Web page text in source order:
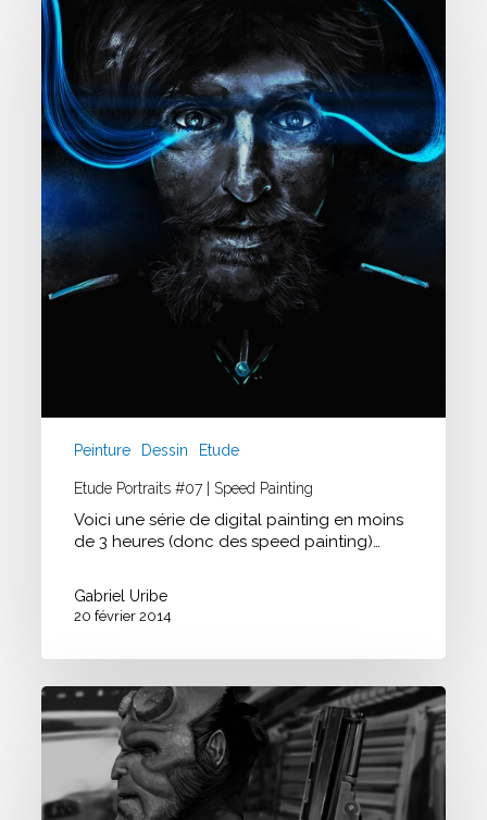
#07
Speed
Painting
Peinture Dessin Etude
Etude Portraits #07 | Speed Painting
Voici une série de digital painting en moins
de 3 heures (donc des speed painting)…
Gabriel Uribe
20 février 2014
Etude
Portraits
#06
Speed
Painting